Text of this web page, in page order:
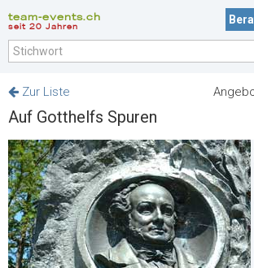
team-events.ch
seit 20 Jahren
Zur Liste
Auf Gotthelfs Spuren